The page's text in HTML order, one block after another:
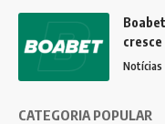
cresce
Notícias
CATEGORIA POPULAR